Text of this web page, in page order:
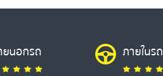
ยนอกรถ ภายในรถ